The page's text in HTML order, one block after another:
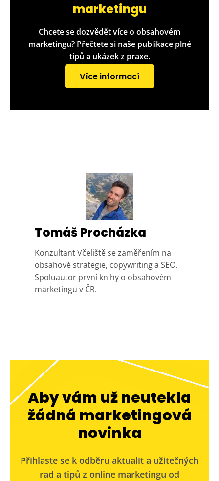
marketingu
Chcete se dozvědět více o obsahovém
marketingu? Přečtete si naše publikace plné
tipů a ukázek z praxe.
Více informací
Tomáš Procházka
Konzultant Včeliště se zaměřením na
obsahové strategie, copywriting a SEO.
Spoluautor první knihy o obsahovém
marketingu v ČR.
Aby vám už neutekla
žádná marketingová
novinka
Přihlaste se k odběru aktualit a užitečných
rad a tipů z online marketingu od